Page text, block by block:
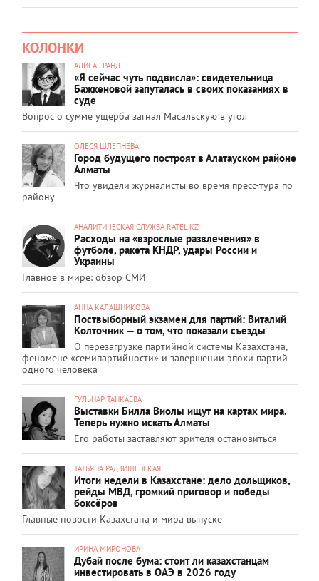
КОЛОНКИ
АЛИСА ГРАНД
«Я сейчас чуть подвисла»: свидетельница
Бажкеновой запуталась в своих показаниях в
суде
Вопрос о сумме ущерба загнал Масальскую в угол
ОЛЕСЯ ШЛЕПНЕВА
Город будущего построят в Алатауском районе
Алматы
Что увидели журналисты во время пресс-тура по
району
АНАЛИТИЧЕСКАЯ СЛУЖБА RATEL.KZ
Расходы на «взрослые развлечения» в
футболе, ракета КНДР, удары России и
Украины
Главное в мире: обзор СМИ
АННА КАЛАШНИКОВА
Поствыборный экзамен для партий: Виталий
Колточник — о том, что показали съезды
О перезагрузке партийной системы Казахстана,
феномене «семипартийности» и завершении эпохи партий
одного человека
ГУЛЬНАР ТАНКАЕВА
Выставки Билла Виолы ищут на картах мира.
Теперь нужно искать Алматы
Его работы заставляют зрителя остановиться
ТАТЬЯНА РАДЗИШЕВСКАЯ
Итоги недели в Казахстане: дело дольщиков,
рейды МВД, громкий приговор и победы
боксёров
Главные новости Казахстана и мира выпуске
ИРИНА МИРОНОВА
Дубай после бума: стоит ли казахстанцам
инвестировать в ОАЭ в 2026 году